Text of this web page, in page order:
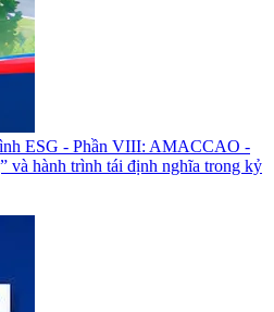
ESG - Phần VIII: AMACCAO -
và hành trình tái định nghĩa trong kỷ